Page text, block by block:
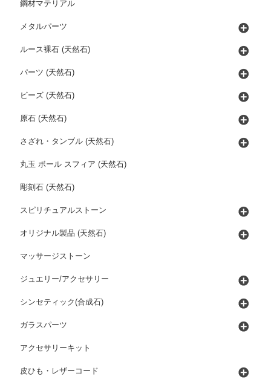
鋼材マテリアル
メタルパーツ
ルース裸石 (天然石)
パーツ (天然石)
ビーズ (天然石)
原石 (天然石)
さざれ・タンブル (天然石)
丸玉 ボール スフィア (天然石)
彫刻石 (天然石)
スピリチュアルストーン
オリジナル製品 (天然石)
マッサージストーン
ジュエリー/アクセサリー
シンセティック(合成石)
ガラスパーツ
アクセサリーキット
皮ひも・レザーコード